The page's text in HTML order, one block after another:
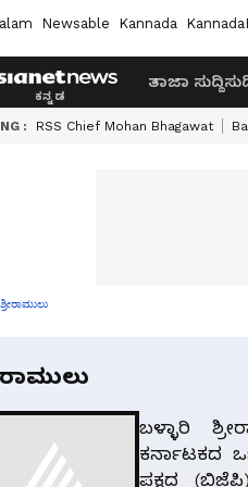
Newsable Kannada
ತಾಜಾ ಸುದ್ದಿ
: RSS Chief Mohan Bhagawat
ಶ್ರೀರಾಮುಲು
ಬಳ್ಳಾರಿ
ಕರ್ನಾಟಕದ
ಪಕ್ಷದ